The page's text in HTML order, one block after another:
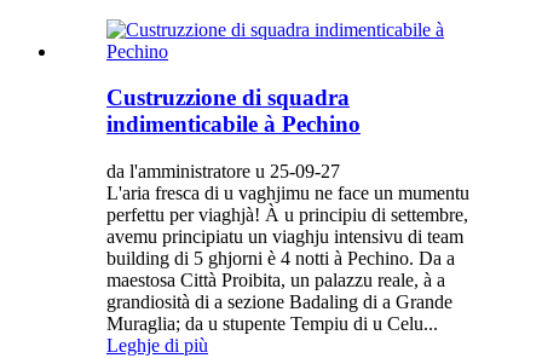
Custruzzione di squadra
indimenticabile à Pechino
da l'amministratore u 25-09-27
L'aria fresca di u vaghjimu ne face un mumentu
perfettu per viaghjà! À u principiu di settembre,
avemu principiatu un viaghju intensivu di team
building di 5 ghjorni è 4 notti à Pechino. Da a
maestosa Città Proibita, un palazzu reale, à a
grandiosità di a sezione Badaling di a Grande
Muraglia; da u stupente Tempiu di u Celu...
Leghje di più